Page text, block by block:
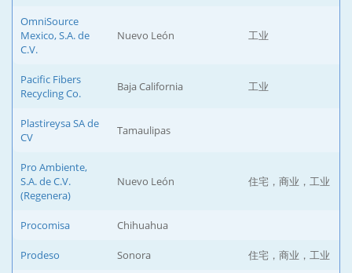
OmniSource
Mexico, S.A. de
C.V.
Nuevo León 工业
Pacific Fibers
Recycling Co.
Baja California 工业
Plastireysa SA de
CV
Tamaulipas
Pro Ambiente,
S.A. de C.V.
(Regenera)
Nuevo León 住宅，商业，工业
Procomisa Chihuahua
Prodeso Sonora 住宅，商业，工业